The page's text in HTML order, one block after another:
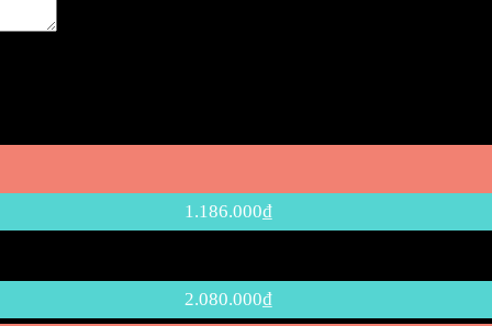
luận kế tiếp của tôi.
1.186.000₫
2.080.000₫